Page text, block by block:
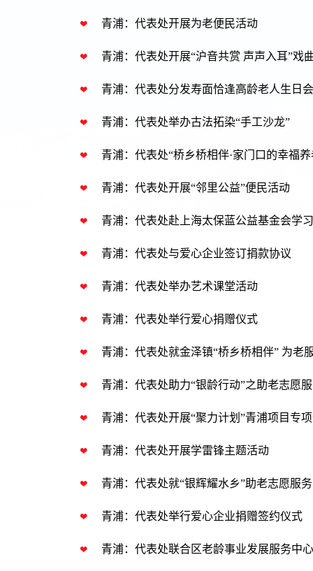
青浦：代表处开展为老便民活动
青浦：代表处开展“沪音共赏 声声入耳”戏
青浦：代表处分发寿面恰逢高龄老人生日会
青浦：代表处举办古法拓染“手工沙龙”
青浦：代表处“桥乡桥相伴·家门口的幸福
青浦：代表处开展“邻里公益”便民活动
青浦：代表处赴上海太保蓝公益基金会学
青浦：代表处与爱心企业签订捐款协议
青浦：代表处举办艺术课堂活动
青浦：代表处举行爱心捐赠仪式
青浦：代表处就金泽镇“桥乡桥相伴” 为老
青浦：代表处助力“银龄行动”之助老志愿
青浦：代表处开展“聚力计划”青浦项目专
青浦：代表处开展学雷锋主题活动
青浦：代表处就“银辉耀水乡”助老志愿服
青浦：代表处举行爱心企业捐赠签约仪式
青浦：代表处联合区老龄事业发展服务中